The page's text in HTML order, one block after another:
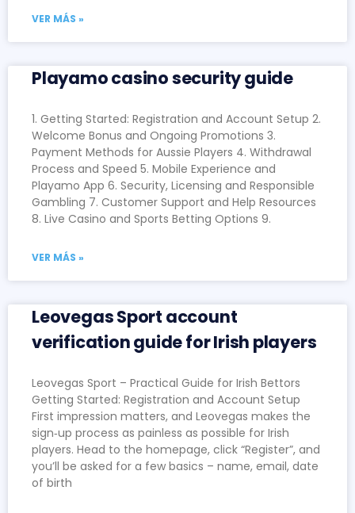
VER MÁS »
Playamo casino security guide
1. Getting Started: Registration and Account Setup 2.
Welcome Bonus and Ongoing Promotions 3.
Payment Methods for Aussie Players 4. Withdrawal
Process and Speed 5. Mobile Experience and
Playamo App 6. Security, Licensing and Responsible
Gambling 7. Customer Support and Help Resources
8. Live Casino and Sports Betting Options 9.
VER MÁS »
Leovegas Sport account
verification guide for Irish players
Leovegas Sport – Practical Guide for Irish Bettors
Getting Started: Registration and Account Setup
First impression matters, and Leovegas makes the
sign‑up process as painless as possible for Irish
players. Head to the homepage, click “Register”, and
you’ll be asked for a few basics – name, email, date
of birth